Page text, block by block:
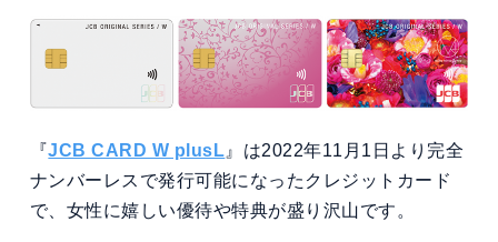
『JCB CARD W plusL 』は2022年11月1日より完全
ナンバーレスで発行可能になったクレジットカード
で、女性に嬉しい優待や特典が盛り沢山です。